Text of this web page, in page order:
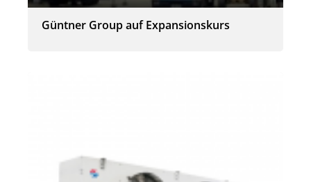
Güntner Group auf Expansionskurs